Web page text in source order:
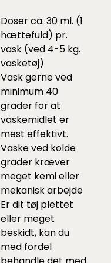
Doser ca. 30 ml. (1
hættefuld) pr.
vask (ved 4-5 kg.
vasketøj)
Vask gerne ved
minimum 40
grader for at
vaskemidlet er
mest effektivt.
Vaske ved kolde
grader kræver
meget kemi eller
mekanisk arbejde
Er dit tøj plettet
eller meget
beskidt, kan du
med fordel